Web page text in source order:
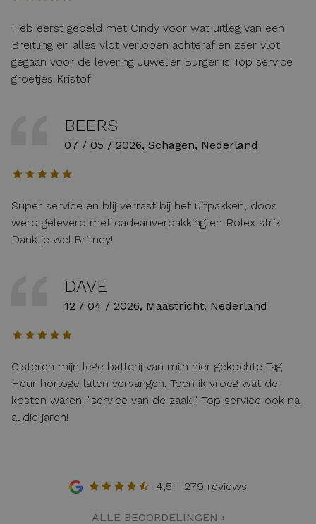
Heb eerst gebeld met Cindy voor wat uitleg van een
Breitling en alles vlot verlopen achteraf en zeer vlot
gegaan voor de levering Juwelier Burger is Top service
groetjes Kristof
BEERS
07 / 05 / 2026, Schagen, Nederland
Super service en blij verrast bij het uitpakken, doos
werd geleverd met cadeauverpakking en Rolex strik.
Dank je wel Britney!
DAVE
12 / 04 / 2026, Maastricht, Nederland
Gisteren mijn lege batterij van mijn hier gekochte Tag
Heur horloge laten vervangen. Toen ik vroeg wat de
kosten waren: "service van de zaak!". Top service ook na
al die jaren!
4,5 279 reviews
ALLE BEOORDELINGEN ›